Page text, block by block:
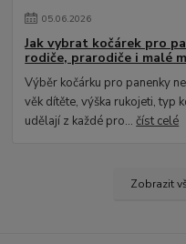
05.06.2026
Jak vybrat kočárek pro
rodiče, prarodiče i malé
Výběr kočárku pro panenky
věk dítěte, výška rukojeti, typ
udělají z každé pro...číst celé
Zobrazit